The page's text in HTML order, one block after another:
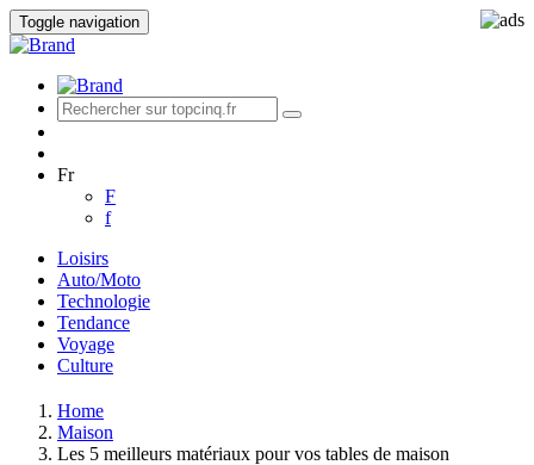
Toggle navigation
Fr
F
f
Loisirs
Auto/Moto
Technologie
Tendance
Voyage
Culture
Home
Maison
Les 5 meilleurs matériaux pour vos tables de maison